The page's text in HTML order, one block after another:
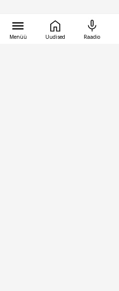
Menüü Uudised Raadio